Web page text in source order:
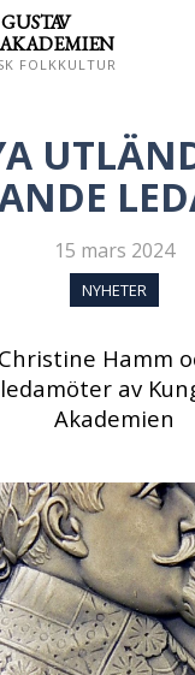
TAV
FOLKKULTUR
15 mars 2024
NYHETER
Hamm
av
Akademien